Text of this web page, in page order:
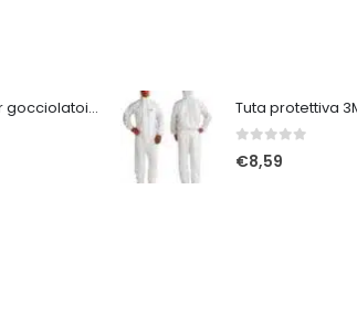
Guarnizione per gocciolatoi A213 marrone
Su 5
€8,59